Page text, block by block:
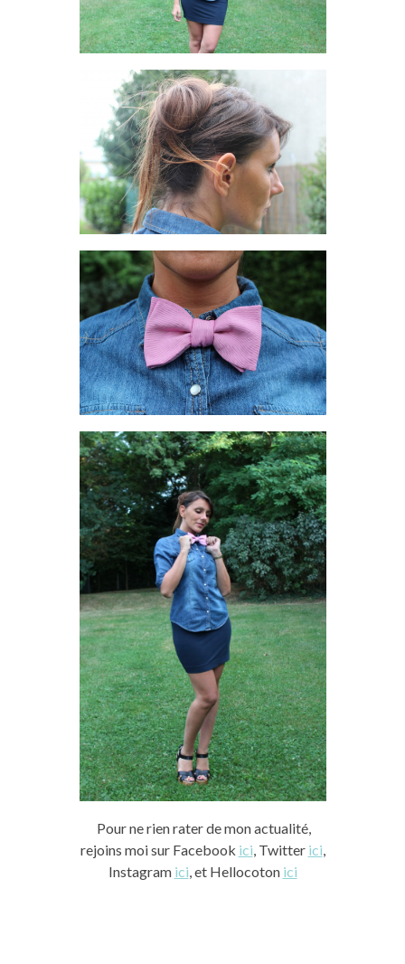
Pour ne rien rater de mon actualité,
rejoins moi sur Facebook ici, Twitter ici,
Instagram ici, et Hellocoton ici